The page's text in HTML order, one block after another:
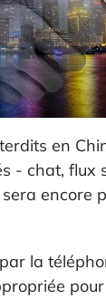
en
- chat, flux
encore
la